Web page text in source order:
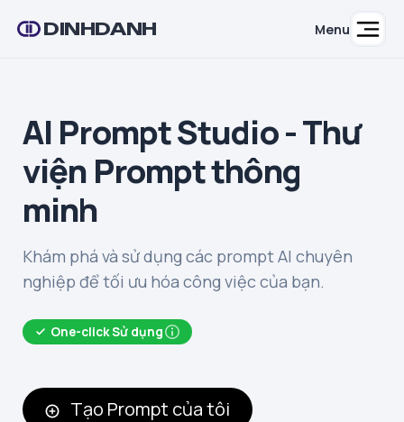
DINHDANH Menu
AI Prompt Studio - Thư
viện Prompt thông
minh
Khám phá và sử dụng các prompt AI chuyên
nghiệp để tối ưu hóa công việc của bạn.
One-click Sử dụng
Tạo Prompt của tôi